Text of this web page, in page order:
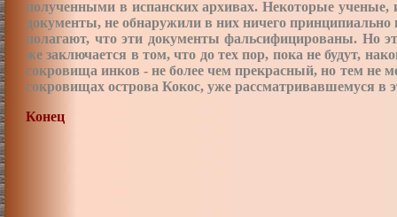
полученными в испанских архивах. Некоторые ученые,
документы, не обнаружили в них ничего принципиально
полагают, что эти документы фальсифицированы. Но
же заключается в том, что до тех пор, пока не будут,
сокровища инков - не более чем прекрасный, но тем не
сокровищах острова Кокос, уже рассматривавшемуся в
Конец